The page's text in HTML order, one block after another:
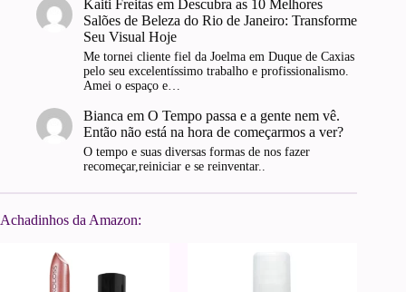
Kaiti Freitas em Descubra as 10 Melhores
Salões de Beleza do Rio de Janeiro: Transforme
Seu Visual Hoje
Me tornei cliente fiel da Joelma em Duque de Caxias
pelo seu excelentíssimo trabalho e profissionalismo.
Amei o espaço e…
Bianca em O Tempo passa e a gente nem vê.
Então não está na hora de começarmos a ver?
O tempo e suas diversas formas de nos fazer
recomeçar,reiniciar e se reinventar..
Achadinhos da Amazon: